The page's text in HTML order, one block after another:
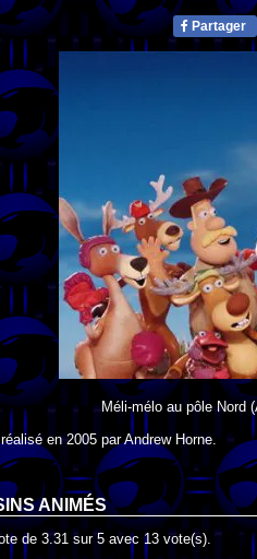
Partager
Méli-mélo au pôle Nord
en2005parAndrew Horne.
ANIMÉS
de 3.31 sur5 avec 13 vote(s).